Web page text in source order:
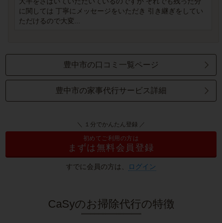
に関しては 丁寧にメッセージをいただき 引き継ぎをしてい
ただけるので大変...
豊中市の口コミ一覧ページ
豊中市の家事代行サービス詳細
＼ １分でかんたん登録 ／
初めてご利用の方は
まずは無料会員登録
すでに会員の方は、 ログイン
CaSyのお掃除代行の特徴